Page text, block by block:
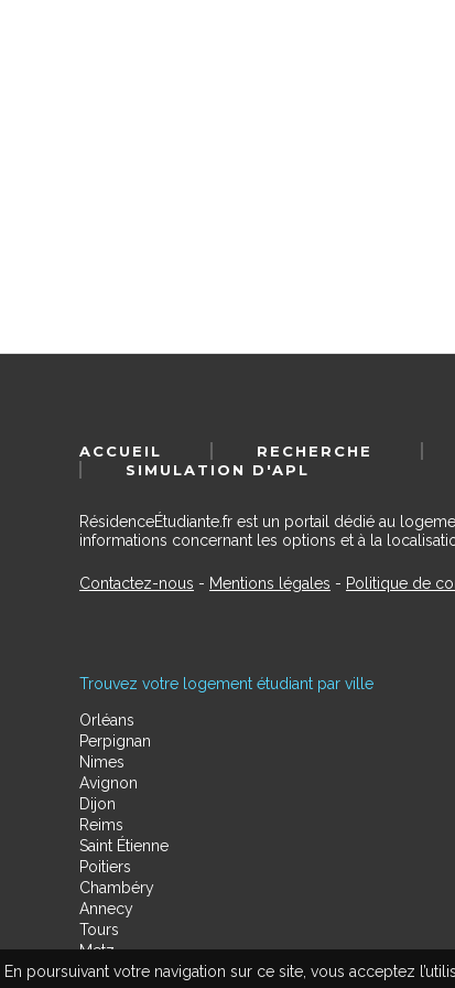
En poursuivant votre navigation sur ce site, vous acceptez
ACCUEIL RECHERCHE
SIMULATION D'APL
RésidenceÉtudiante.fr est un portail dédié au
informations concernant les options et à la
Contactez-nous - Mentions légales - Politique de
Trouvez votre logement étudiant par ville
Orléans
Perpignan
Nimes
Avignon
Dijon
Reims
Saint Étienne
Poitiers
Chambéry
Annecy
Tours
Metz
Amiens